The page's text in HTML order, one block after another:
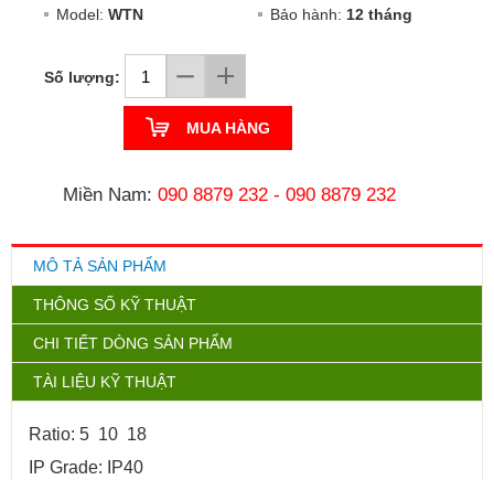
Model: WTN Bảo hành: 12 tháng
Số lượng:
MUA HÀNG
Miền Nam: 090 8879 232 - 090 8879 232
MÔ TẢ SẢN PHẨM
THÔNG SỐ KỸ THUẬT
CHI TIẾT DÒNG SẢN PHẨM
TÀI LIỆU KỸ THUẬT
Ratio: 5 10 18
IP Grade: IP40